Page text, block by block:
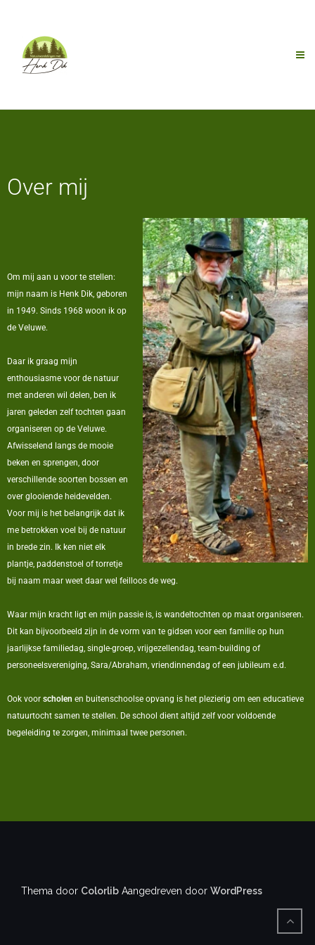
Over mij
Om mij aan u voor te stellen:
mijn naam is Henk Dik, geboren
in 1949. Sinds 1968 woon ik op
de Veluwe.
Daar ik graag mijn
enthousiasme voor de natuur
met anderen wil delen, ben ik
jaren geleden zelf tochten gaan
organiseren op de Veluwe.
Afwisselend langs de mooie
beken en sprengen, door
verschillende soorten bossen en
over glooiende heidevelden.
Voor mij is het belangrijk dat ik
me betrokken voel bij de natuur
in brede zin. Ik ken niet elk
plantje, paddenstoel of torretje
bij naam maar weet daar wel feilloos de weg.
Waar mijn kracht ligt en mijn passie is, is wandeltochten op maat organiseren.
Dit kan bijvoorbeeld zijn in de vorm van te gidsen voor een familie op hun
jaarlijkse familiedag, single-groep, vrijgezellendag, team-building of
personeelsvereniging, Sara/Abraham, vriendinnendag of een jubileum e.d.
Ook voor scholen en buitenschoolse opvang is het plezierig om een educatieve
natuurtocht samen te stellen. De school dient altijd zelf voor voldoende
begeleiding te zorgen, minimaal twee personen.
Thema door Colorlib Aangedreven door WordPress